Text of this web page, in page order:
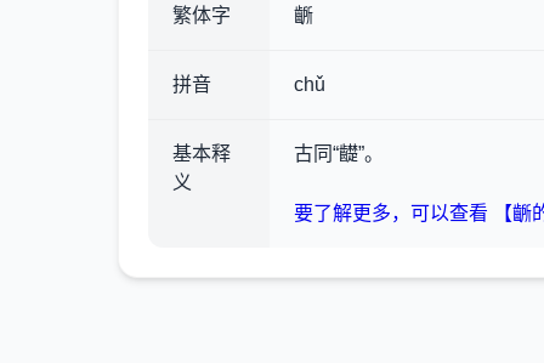
繁体字 齭
拼音 chǔ
基本释
义
古同“齼”。
要了解更多，可以查看 【齭